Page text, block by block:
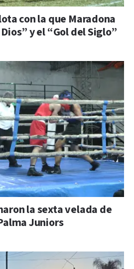
con la que Maradona
y el “Gol del Siglo”
la sexta velada de
Juniors